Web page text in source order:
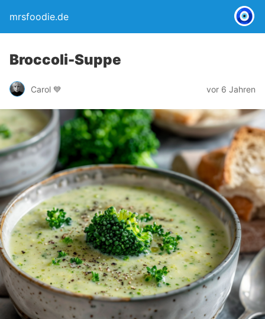
mrsfoodie.de
Broccoli-Suppe
Carol 💙 vor 6 Jahren